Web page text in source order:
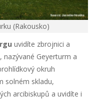
(Rakousko)
uvidíte zbrojnici a
nazývané Geyerturm a
okruh
solném skladu,
arcibiskupů a uvidíte i